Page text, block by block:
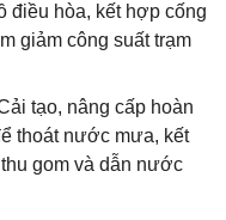
điều hòa, kếthợp cống
giảm công suất trạm
tạo, nâng cấp hoàn
thoátnước mưa, kết
gom và dẫn nước